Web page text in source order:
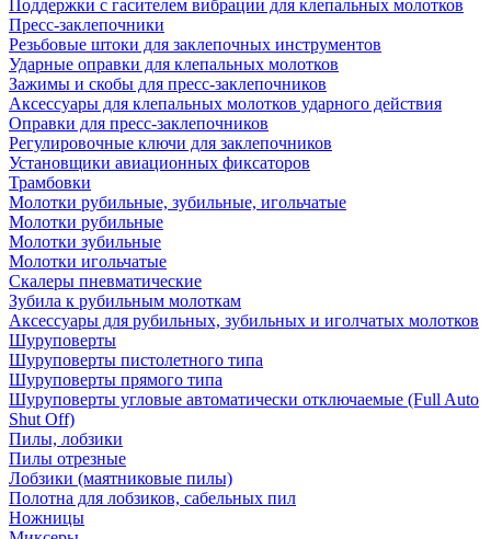
Поддержки с гасителем вибрации для клепальных молотков
Пресс-заклепочники
Резьбовые штоки для заклепочных инструментов
Ударные оправки для клепальных молотков
Зажимы и скобы для пресс-заклепочников
Аксессуары для клепальных молотков ударного действия
Оправки для пресс-заклепочников
Регулировочные ключи для заклепочников
Установщики авиационных фиксаторов
Трамбовки
Молотки рубильные, зубильные, игольчатые
Молотки рубильные
Молотки зубильные
Молотки игольчатые
Скалеры пневматические
Зубила к рубильным молоткам
Аксессуары для рубильных, зубильных и иголчатых молотков
Шуруповерты
Шуруповерты пистолетного типа
Шуруповерты прямого типа
Шуруповерты угловые автоматически отключаемые (Full Auto
Shut Off)
Пилы, лобзики
Пилы отрезные
Лобзики (маятниковые пилы)
Полотна для лобзиков, сабельных пил
Ножницы